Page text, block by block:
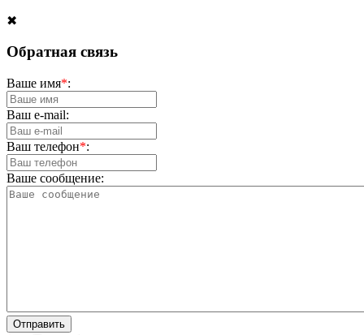
✖
Обратная связь
Ваше имя*:
Ваш e-mail:
Ваш телефон*:
Ваше сообщение: